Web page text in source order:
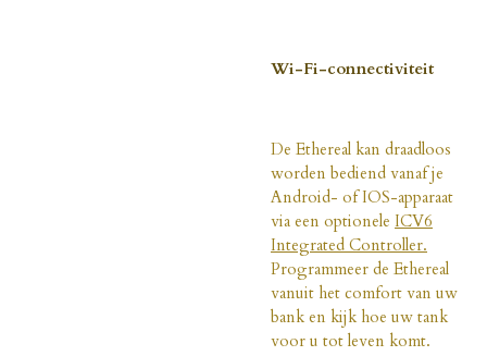
Wi-Fi-connectiviteit
De Ethereal kan draadloos
worden bediend vanaf je
Android- of IOS-apparaat
via een optionele ICV6
Integrated Controller.
Programmeer de Ethereal
vanuit het comfort van uw
bank en kijk hoe uw tank
voor u tot leven komt.